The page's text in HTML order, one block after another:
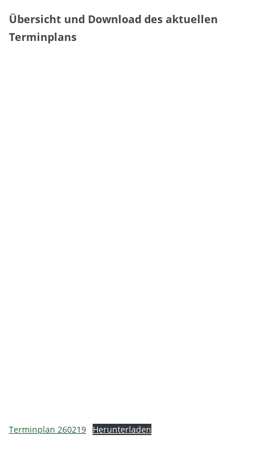
Übersicht und Download des aktuellen
Terminplans
Terminplan 260219 Herunterladen